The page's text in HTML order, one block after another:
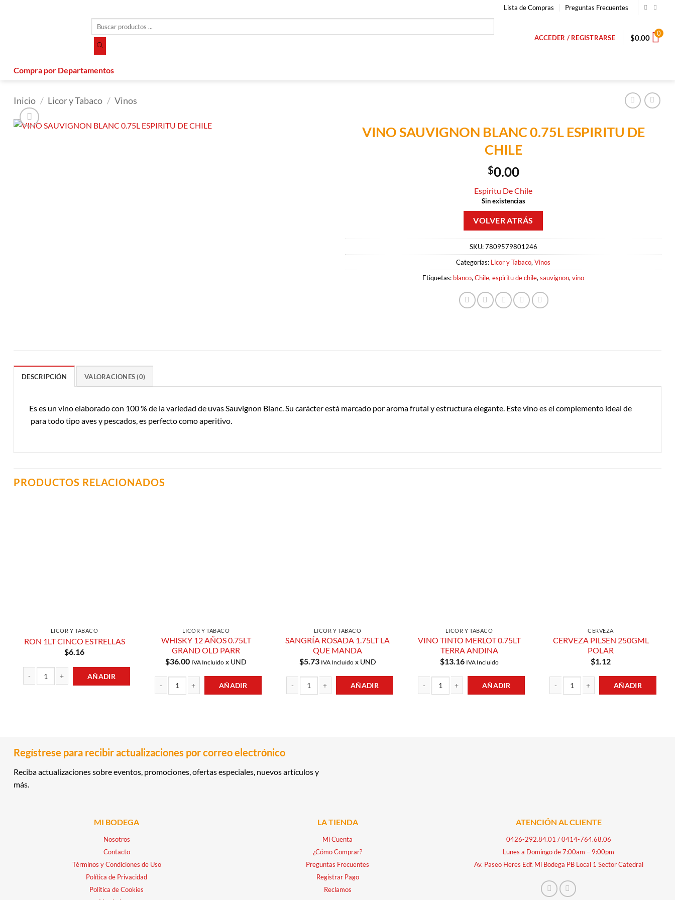
Lista de Compras Preguntas Frecuentes
productos
ACCEDER / REGISTRARSE $0.00 0
Compra por Departamentos
Inicio / Licor y Tabaco / Vinos
VINO SAUVIGNON BLANC 0.75L ESPIRITU DE
CHILE
$0.00
Espiritu De Chile
Sin existencias
SKU:7809579801246
Categorías: Licor y Tabaco, Vinos
Etiquetas: blanco, Chile, espiritu de chile, sauvignon, vino
DESCRIPCIÓN VALORACIONES (0)
Es es un vino elaborado con 100 % de la variedad de uvas Sauvignon Blanc. Su carácter está marcado por aroma frutal y estructura elegante. Este vino es el complemento ideal de
para todo tipo aves y pescados, es perfecto como aperitivo.
PRODUCTOS RELACIONADOS
LICOR Y TABACO
RON 1LT CINCO ESTRELLAS
$6.16
AÑADIR
LICOR Y TABACO
WHISKY 12 AÑOS 0.75LT
GRAND OLD PARR
$36.00 IVA Incluido x UND
AÑADIR
LICOR Y TABACO
SANGRÍA ROSADA 1.75LT LA
QUE MANDA
$5.73 IVA Incluidox UND
AÑADIR
LICOR Y TABACO
VINO TINTO MERLOT 0.75LT
TERRA ANDINA
$13.16 IVA Incluido
AÑADIR
CERVEZA
CERVEZA PILSEN 250GML
POLAR
$1.12
AÑADIR
Regístrese para recibir actualizaciones por correo electrónico
Reciba actualizaciones sobre eventos, promociones, ofertas especiales, nuevos artículos y
más.
MI BODEGA
Nosotros
Contacto
Términos y Condiciones de Uso
Política de Privacidad
Política de Cookies
LA TIENDA
Mi Cuenta
¿Cómo Comprar?
Preguntas Frecuentes
Registrar Pago
Reclamos
ATENCIÓN AL CLIENTE
0426-292.84.01 /0414-764.68.06
Lunes a Domingo de 7:00am – 9:00pm
Av. Paseo Heres Edf. Mi Bodega PB Local 1 Sector Catedral